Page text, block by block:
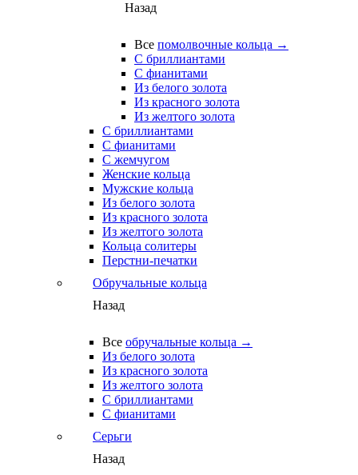
Назад
Все помолвочные кольца →
С бриллиантами
С фианитами
Из белого золота
Из красного золота
Из желтого золота
С бриллиантами
С фианитами
С жемчугом
Женские кольца
Мужские кольца
Из белого золота
Из красного золота
Из желтого золота
Кольца солитеры
Перстни-печатки
Обручальные кольца
Назад
Все обручальные кольца →
Из белого золота
Из красного золота
Из желтого золота
С бриллиантами
С фианитами
Серьги
Назад